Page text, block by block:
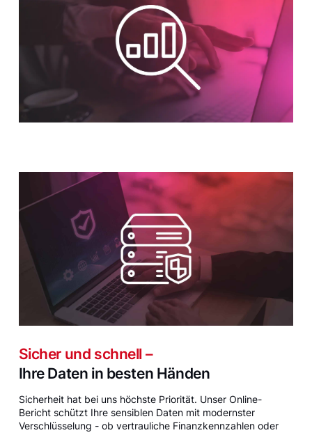
Sicher und schnell –
Ihre Daten in besten Händen
Sicherheit hat bei uns höchste Priorität. Unser Online-
Bericht schützt Ihre sensiblen Daten mit modernster
Verschlüsselung - ob vertrauliche Finanzkennzahlen oder